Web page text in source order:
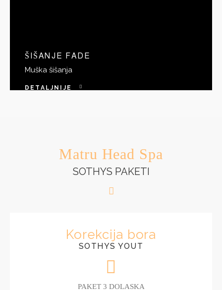
ŠIŠANJE FADE
Muška šišanja
DETALJNIJE
Matru Head Spa
SOTHYS PAKETI
Korekcija bora
SOTHYS YOUT
PAKET 3 DOLASKA